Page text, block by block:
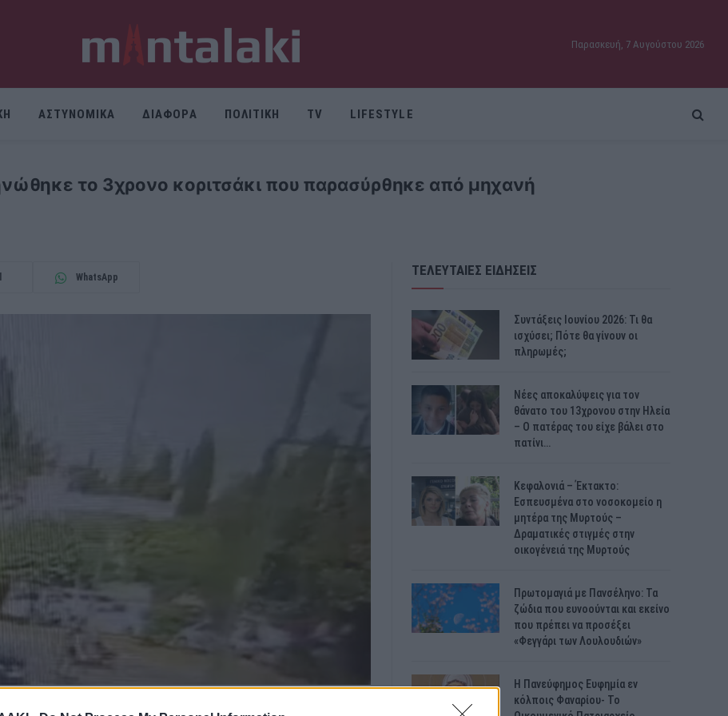
Παρασκευή, 7 Αυγούστου 2026
ΑΣΤΥΝΟΜΙΚΑ ΔΙΑΦΟΡΑ ΠΟΛΙΤΙΚΗ TV LIFESTYLE
το 3χρονο κοριτσάκι που παρασύρθηκε από μηχανή
WhatsApp ΤΕΛΕΥΤΑΙΕΣ ΕΙΔΗΣΕΙΣ
Συντάξεις Ιουνίου 2026: Τι θα
ισχύσει; Πότε θα γίνουν οι
πληρωμές;
Νέες αποκαλύψεις για τον
θάνατο του 13χρονου στην Ηλεία
– Ο πατέρας του είχε βάλει στο
πατίνι…
Κεφαλονιά – Έκτακτο:
Εσπευσμένα στο νοσοκομείο η
μητέρα της Μυρτούς –
Δραματικές στιγμές στην
οικογένειά της Μυρτούς
Πρωτομαγιά με Πανσέληνο: Τα
ζώδια που ευνοούνται και εκείνο
που πρέπει να προσέξει
«Φεγγάρι των Λουλουδιών»
H Πανεύφημος Ευφημία εν
κόλποις Φαναρίου- Το